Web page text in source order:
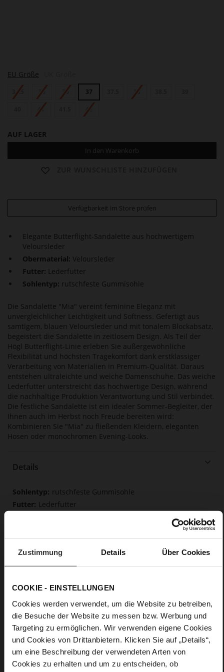
Zustimmung Details Über Cookies
COOKIE - EINSTELLUNGEN
Cookies werden verwendet, um die Website zu betreiben,
die Besuche der Website zu messen bzw. Werbung und
Targeting zu ermöglichen. Wir verwenden eigene Cookies
und Cookies von Drittanbietern. Klicken Sie auf „Details“,
um eine Beschreibung der verwendeten Arten von
Cookies zu erhalten und um zu entscheiden, ob
I
EU Größe
34.5 35 36 37 38
41 42
AUF LAGER
In den Warenkorb
Verfügbarkeit im Store prüfen
Elegante Butterflight-Sandalette aus hochwertigem
Veloursleder
Obermaterial: Veloursleder
Futter: Lederfutter
Sohlentyp: rutschfeste Gummisohle
Die Sandalette "Mia" vereint feminine Eleganz mit
unvergleichlicher Leichtigkeit und Softness. Gefertigt aus
samtigem, blauen Veloursleder und mit tonalem Blockabsatz,
begeistert die Sandalette in zeitlosem Design. Als Teil der
Högl Butterflight-Linie erleben Sie außergewöhnliche
Flexibilität und höchsten Tragekomfort dank erstklassiger
Verarbeitung von Materialien in Premium-Qualität. Daraus
entstehen ultraleichte und weiche Damenschuhe. Das weiche
Lederfutter unterstreicht das hochwertige Design, während
die nachhaltige Produktion Verantwortung und Stil verbindet.
Die festliche Sandalette ist ein idealer Sommer-Begleiter, der
Ihnen auch im Herbst noch Freude bereiten wird:
Kombinieren Sie "Mia" zu fließenden Kleidern, eleganten
Hosen oder monochromen Evening-Looks.
Details
Mehr
Informationen
rutschfeste Gummisohle
Lederfutter
Obermaterial (LEATHER WORKING GROUP
Gold zertifiziert), Futter / Decksohle (LEATHER WORKING
GROUP zertifiziert)
Schnalle
37
Ziegenleder, fein geschliffen mit samtiger
Optik